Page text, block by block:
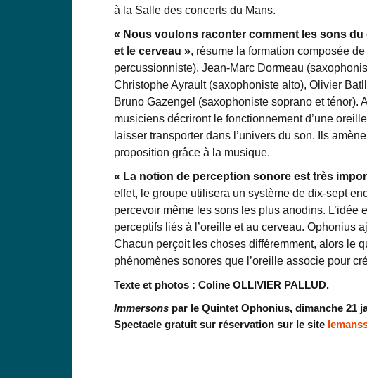
à la Salle des concerts du Mans.
« Nous voulons raconter comment les sons
et le cerveau », résume la formation composée
percussionniste), Jean-Marc Dormeau
Christophe Ayrault (saxophoniste alto), Olivier
Bruno Gazengel (saxophoniste soprano et ténor).
musiciens décriront le fonctionnement d’une
laisser transporter dans l’univers du son. Ils
proposition grâce à la musique.
« La notion de perception sonore est très
effet, le groupe utilisera un système de dix-sept
percevoir même les sons les plus anodins. L’idée
perceptifs liés à l’oreille et au cerveau. Ophonius
Chacun perçoit les choses différemment, alors le
phénomènes sonores que l’oreille associe pour
Texte et photos : Coline OLLIVIER PALLUD.
Immersons par le Quintet Ophonius, dimanche 21
Spectacle gratuit sur réservation sur le site